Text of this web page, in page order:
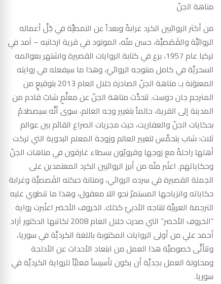
متاهة الجنّ
من أكثر الروائيين الكرد غرابةً وبعداً عن النمطيَّة في جُلِّ أعماله
الروائيَّة والقَصَصيَّة، حسن متّه، المولود في قرية ارخانيه – آمد في
تركيا عام 1957، برع في كتابة الروايات القصيرة واشتهر بعوالمه
السحريَّة في كامل منتوجه الروائيّ، وهذا ما سيفعله في روايته
المعنوَنة بـ: متاهة الجنّ الصادرة خلال العام 2013 بتوقيعٍ من
المترجم جان دوست. تتحدَّث متاهة الجنّ عن معلِّمٍ شابّ قادم من
المدينة إلى القرية، حالماً بتغيير وجه العالم، سوى أنَّه سيصطدمُ
بحكايات الجنّ والعفاريت، حيث مجريات الصراع القائم بين عوالم
ثلاث: شاب يتحمَّس لتغيير العالم وزوجة المعلم البدوية التي تركت
أهلها راحلةً مع زوجها وقرويّون بسطاء غارقون في متاهات الجنّ
وحكاياتهم. اعتُبر متّه من أبرز الروائيين الكرد المعتمدين على
الجملة القصيرة في سرده الروائي، ومتانة حبكته القَصصيَّة وغرابة
حكاياته وانزياحها المستمرّ نحو اللا معقول، وهذا ما تنطوي عليه
الترجمة العربيَّة لنتاجه الأدبيّ كذلك. الخروف الأخضر اعتُبرت رواية
“الخروف الأخضر” التي صدرت خلال العام 2008 لكاتبها الدكتور آزاد
أحمد علي من أولى الروايات المكتوبة باللغة الكرديَّة في سوريا،
وتتأتَّى خصوصيَّة هذا العمل من ابتعاد الأحداث عن الأدلجة
ومحاولة العمل بجديَّة أن يكون تأسيساً فعليَّاً للرواية الكرديَّة في
سوريا.